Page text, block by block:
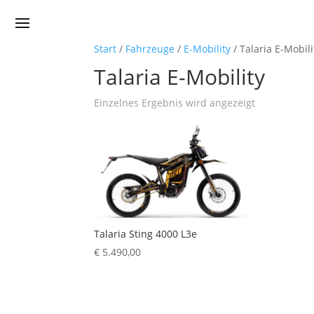
Start / Fahrzeuge / E-Mobility / Talaria E-
Talaria E-Mobility
Einzelnes Ergebnis wird angezeigt
Talaria Sting 4000 L3e
€ 5.490,00